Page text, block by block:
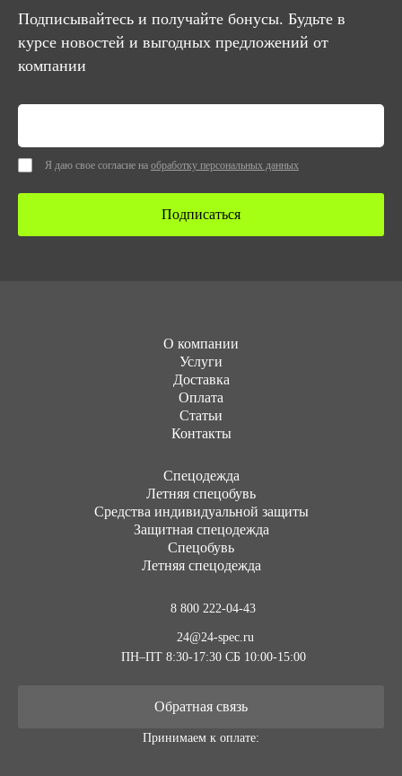
Подписывайтесь и получайте бонусы. Будьте в
курсе новостей и выгодных предложений от
компании
Я даю свое согласие на обработку персональных данных
Подписаться
О компании
Услуги
Доставка
Оплата
Статьи
Контакты
Cпецодежда
Летняя спецобувь
Средства индивидуальной защиты
Защитная спецодежда
Спецобувь
Летняя спецодежда
8 800 222-04-43
24@24-spec.ru
ПН–ПТ 8:30-17:30 СБ 10:00-15:00
Обратная связь
Принимаем к оплате: